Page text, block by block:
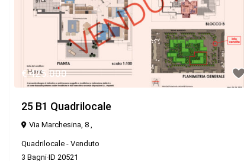
€ 425.000
25 B1 Quadrilocale
Via Marchesina, 8 ,
Quadrilocale - Venduto
3 Bagni·ID 20521
Demalena Village, nuovo complesso residenziale in via